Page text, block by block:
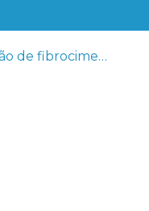
Remoção de fibrocimento: amianto